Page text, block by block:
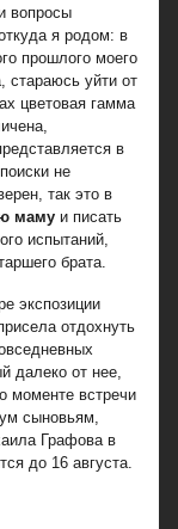
вопросы
я родом: в
прошлого моего
стараюсь уйти от
цветовая гамма
в
не
так это в
маму и писать
испытаний,
брата.
экспозиции
отдохнуть
далеко от нее,
моменте встречи
сыновьям,
Графова в
до 16 августа.